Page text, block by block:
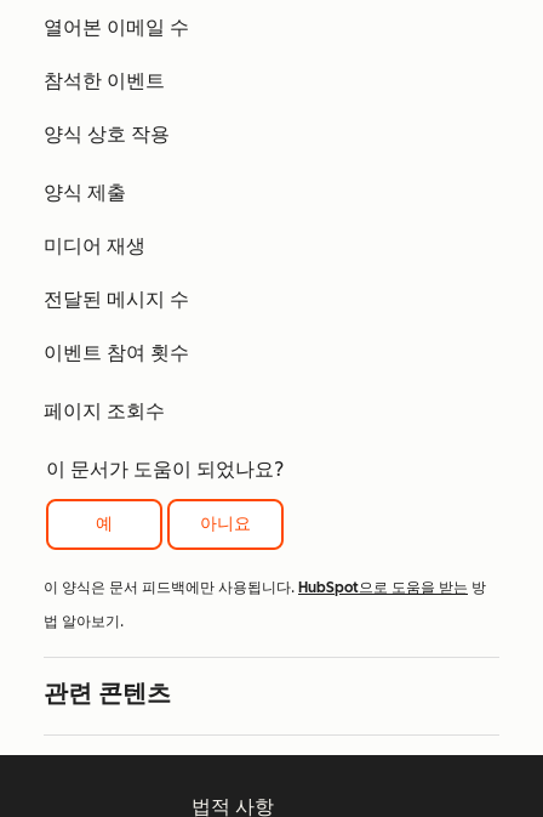
열어본 이메일 수
참석한 이벤트
양식 상호 작용
양식 제출
미디어 재생
전달된 메시지 수
이벤트 참여 횟수
페이지 조회수
이 문서가 도움이 되었나요?
예 아니요
이 양식은 문서 피드백에만 사용됩니다. HubSpot으로 도움을 받는 방
법 알아보기.
관련 콘텐츠
법적 사항